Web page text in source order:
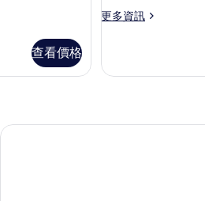
查看價格
景
所
片
更多資訊
更
雙
景
THE WATSON PREMIUM HALONG